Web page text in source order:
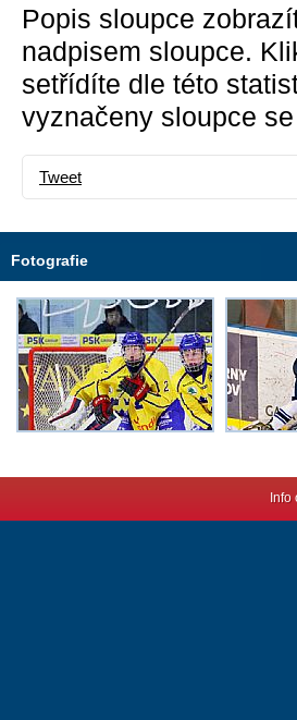
Popis sloupce
nadpisem sloupce.
setřídíte dle této
vyznačeny sloupce
Tweet
Fotografie
Info